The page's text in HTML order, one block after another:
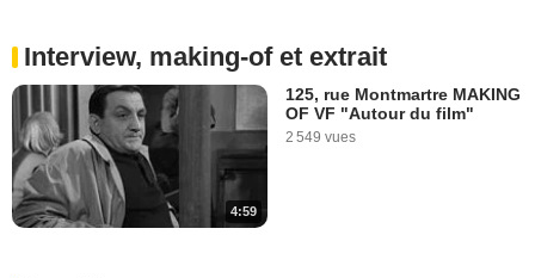
Interview, making-of et extrait
4:59
125, rue Montmartre MAKING
OF VF "Autour du film"
2 549 vues